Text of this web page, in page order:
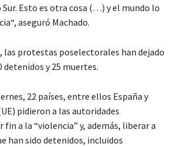
Esto es otra cosa (…) y el mundo lo
aseguró Machado.
las protestas poselectorales han dejado
detenidos y 25 muertes.
22 países, entre ellos España y
pidieron a las autoridades
fin a la “violencia” y, además, liberar a
han sido detenidos, incluidos